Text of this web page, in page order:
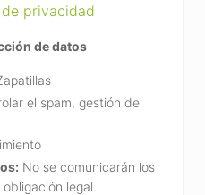
privacidad
de datos
el spam, gestión de
No se comunicarán los
legal.